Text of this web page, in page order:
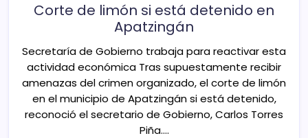
Corte de limón si está detenido en
Apatzingán
Secretaría de Gobierno trabaja para reactivar esta
actividad económica Tras supuestamente recibir
amenazas del crimen organizado, el corte de limón
en el municipio de Apatzingán si está detenido,
reconoció el secretario de Gobierno, Carlos Torres
Piña.…